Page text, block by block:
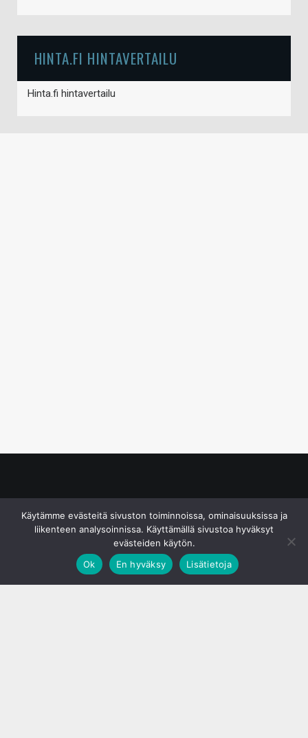
HINTA.FI HINTAVERTAILU
Hinta.fi hintavertailu
Käytämme evästeitä sivuston toiminnoissa, ominaisuuksissa ja
liikenteen analysoinnissa. Käyttämällä sivustoa hyväksyt
evästeiden käytön.
Ok
En hyväksy Lisätietoja